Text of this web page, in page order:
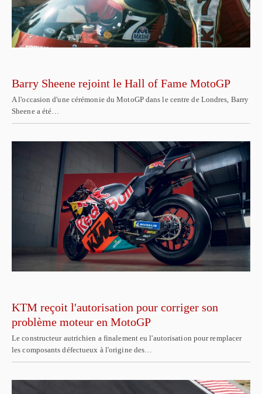
Barry Sheene rejoint le Hall of Fame MotoGP
A l'occasion d'une cérémonie du MotoGP dans le centre de Londres, Barry
Sheene a été…
KTM reçoit l'autorisation pour corriger son
problème moteur en MotoGP
Le constructeur autrichien a finalement eu l'autorisation pour remplacer
les composants défectueux à l'origine des…